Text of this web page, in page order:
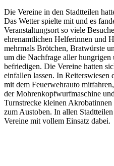
Die Vereine in den Stadtteilen
Das Wetter spielte mit und es
Veranstaltungsort so viele
ehrenamtlichen Helferinnen und
mehrmals Brötchen, Bratwürste
um die Nachfrage aller hungrigen
befriedigen. Die Vereine hatten
einfallen lassen. In
mit dem Feuerwehrauto
der Mohrenkopfwurfmaschine
Turnstrecke kleinen
zum Austoben. In allen
Vereine mit vollem Einsatz dabei.